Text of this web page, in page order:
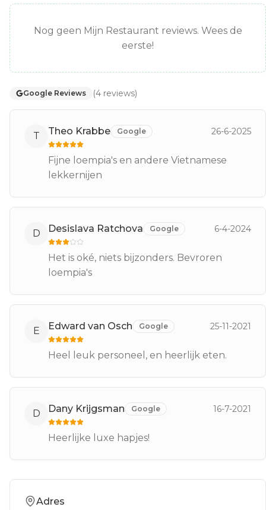
Nog geen Mijn Restaurant reviews. Wees de
eerste!
Google Reviews (4 reviews)
T Theo Krabbe Google 26-6-2025
Fijne loempia's en andere Vietnamese
lekkernijen
D Desislava Ratchova Google 6-4-2024
Het is oké, niets bijzonders. Bevroren
loempia's
E Edward van Osch Google 25-11-2021
Heel leuk personeel, en heerlijk eten.
D Dany Krijgsman Google 16-7-2021
Heerlijke luxe hapjes!
Adres